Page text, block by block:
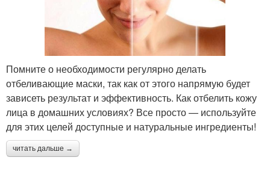
Помните о необходимости регулярно делать
отбеливающие маски, так как от этого напрямую будет
зависеть результат и эффективность. Как отбелить кожу
лица в домашних условиях? Все просто — используйте
для этих целей доступные и натуральные ингредиенты!
читать дальше →